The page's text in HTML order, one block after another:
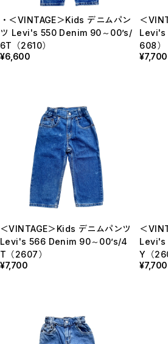
Bottoms
Rompers/Overalls
Dress
Others
◇KIDS
Outer/Jacket
Leg-wear
Accessories/Hair Accessories
Others
◇GOODS
◇ACCESSORIES
◇BABY&KIDS VINTAGE
◆ADULT
◆BOY
◆GIRL
◆GIFT
A~G
H~N
・＜VINTAGE＞Kids デニムパン
ツ Levi's 550 Denim 90～00’s/
6T（2610）
¥6,600
＜
Levi's
608）
¥7,700
＜VINTAGE＞Kids デニムパンツ
Levi's 566 Denim 90～00’s/4
T（2607）
¥7,700
＜
Levi's
Y（
¥7,700